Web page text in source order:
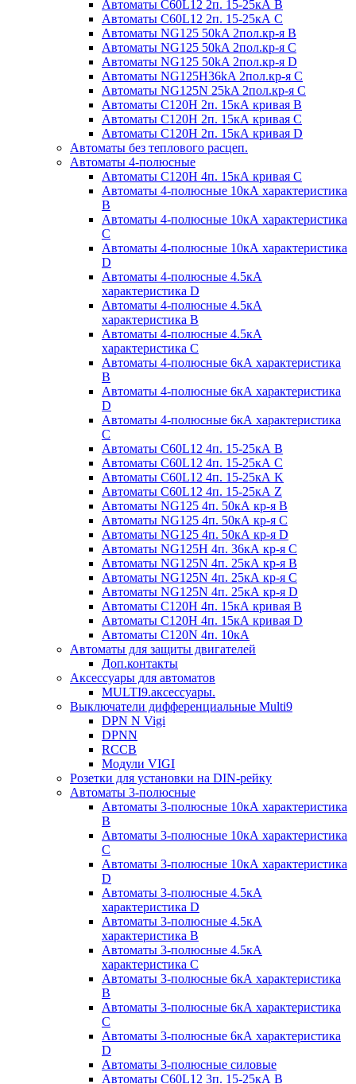
Автоматы C60L12 2п. 15-25кА B
Автоматы C60L12 2п. 15-25кА C
Автоматы NG125 50kA 2пол.кр-я B
Автоматы NG125 50kA 2пол.кр-я C
Автоматы NG125 50kA 2пол.кр-я D
Автоматы NG125H36kA 2пол.кр-я C
Автоматы NG125N 25kA 2пол.кр-я C
Автоматы С120H 2п. 15кА кривая B
Автоматы С120H 2п. 15кА кривая C
Автоматы С120H 2п. 15кА кривая D
Автоматы без теплового расцеп.
Автоматы 4-полюсные
Автоматы С120H 4п. 15кА кривая C
Автоматы 4-полюсные 10кА характеристика
B
Автоматы 4-полюсные 10кА характеристика
C
Автоматы 4-полюсные 10кА характеристика
D
Автоматы 4-полюсные 4.5кА
характеристика D
Автоматы 4-полюсные 4.5кА
характеристика В
Автоматы 4-полюсные 4.5кА
характеристика С
Автоматы 4-полюсные 6кА характеристика
B
Автоматы 4-полюсные 6кА характеристика
D
Автоматы 4-полюсные 6кА характеристика
С
Автоматы C60L12 4п. 15-25кА B
Автоматы C60L12 4п. 15-25кА C
Автоматы C60L12 4п. 15-25кА K
Автоматы C60L12 4п. 15-25кА Z
Автоматы NG125 4п. 50кА кр-я B
Автоматы NG125 4п. 50кА кр-я C
Автоматы NG125 4п. 50кА кр-я D
Автоматы NG125H 4п. 36кА кр-я C
Автоматы NG125N 4п. 25кА кр-я B
Автоматы NG125N 4п. 25кА кр-я C
Автоматы NG125N 4п. 25кА кр-я D
Автоматы С120H 4п. 15кА кривая B
Автоматы С120H 4п. 15кА кривая D
Автоматы С120N 4п. 10кА
Автоматы для защиты двигателей
Доп.контакты
Аксессуары для автоматов
MULTI9.аксессуары.
Выключатели дифференциальные Multi9
DPN N Vigi
DPNN
RCCB
Модули VIGI
Розетки для установки на DIN-рейку
Автоматы 3-полюсные
Автоматы 3-полюсные 10кА характеристика
B
Автоматы 3-полюсные 10кА характеристика
C
Автоматы 3-полюсные 10кА характеристика
D
Автоматы 3-полюсные 4.5кА
характеристика D
Автоматы 3-полюсные 4.5кА
характеристика В
Автоматы 3-полюсные 4.5кА
характеристика С
Автоматы 3-полюсные 6кА характеристика
B
Автоматы 3-полюсные 6кА характеристика
C
Автоматы 3-полюсные 6кА характеристика
D
Автоматы 3-полюсные силовые
Автоматы C60L12 3п. 15-25кА B